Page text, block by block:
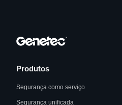
Produtos
Segurança como serviço
Segurança unificada